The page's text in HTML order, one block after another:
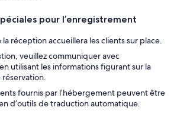
pour l’enregistrement
la réception accueillera les clients sur place.
veuillez communiquer avec
utilisant les informations figurant sur la
fournis par l’hébergement peuvent être
d’outils de traduction automatique.